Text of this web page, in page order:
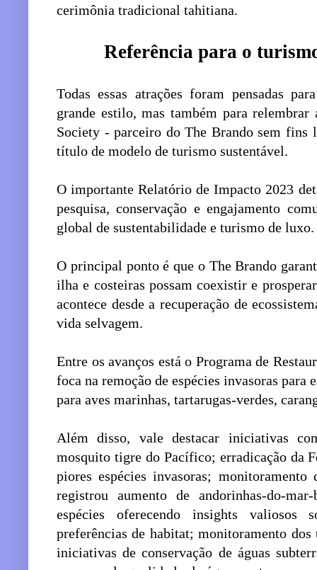
cerimônia tradicional tahitiana.
Referência para o
Todas essas atrações foram pensadas
grande estilo, mas também para
Society - parceiro do The Brando sem fins
título de modelo de turismo sustentável.
O importante Relatório de Impacto 2023
pesquisa, conservação e engajamento
global de sustentabilidade e turismo de luxo.
O principal ponto é que o The Brando
ilha e costeiras possam coexistir e
acontece desde a recuperação de
vida selvagem.
Entre os avanços está o Programa de
foca na remoção de espécies invasoras
para aves marinhas, tartarugas-verdes,
Além disso, vale destacar iniciativas
mosquito tigre do Pacífico; erradicação da
piores espécies invasoras;
registrou aumento de andorinhas-do-
espécies oferecendo insights valiosos
preferências de habitat; monitoramento dos
iniciativas de conservação de águas